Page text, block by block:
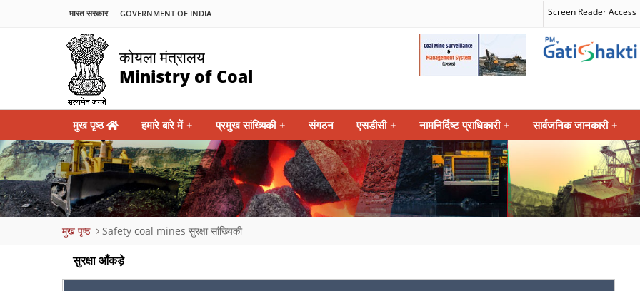
भारत सरकार GOVERNMENT OF INDIA Screen Reader Access
कोयला मंत्रालय
Ministry of Coal
navigation
मुख पृष्ठ हमारे बारे में + प्रमुख सांख्यिकी + संगठन एसडीसी + नामनिर्दिष्ट प्राधिकारी + सार्वजनिक जानकारी +
मुख पृष्ठ Safety coal mines सुरक्षा सांख्यिकी
सुरक्षा आँकड़े